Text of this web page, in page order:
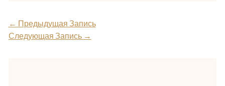
← Предыдущая Запись
Следующая Запись →